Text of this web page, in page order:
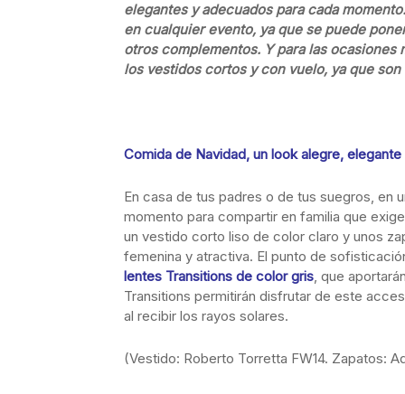
elegantes y adecuados para cada
en cualquier evento, ya que se puede
otros complementos. Y para las
los vestidos cortos y con vuelo, ya que
Comida de Navidad, un look alegre,
En casa de tus padres o de tus suegros, en
momento para compartir en familia que
un vestido corto liso de color claro y unos
femenina y atractiva. El punto de
lentes Transitions de color gris, que
Transitions permitirán disfrutar de este
al recibir los rayos solares.
(Vestido: Roberto Torretta FW14. Zapatos: